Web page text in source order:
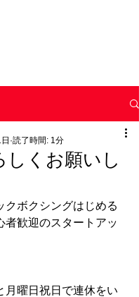
しくお願いし
読了時間: 1分
クボクシングはじめる
者歓迎のスタートアッ
月曜日祝日で連休をい